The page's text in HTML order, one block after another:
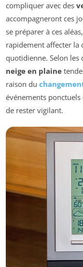
compliquer avec des
accompagneront ces
se préparer à ces
rapidement affecter la
quotidienne. Selon les
neige en plaine
raison du
événements
de rester vigilant.